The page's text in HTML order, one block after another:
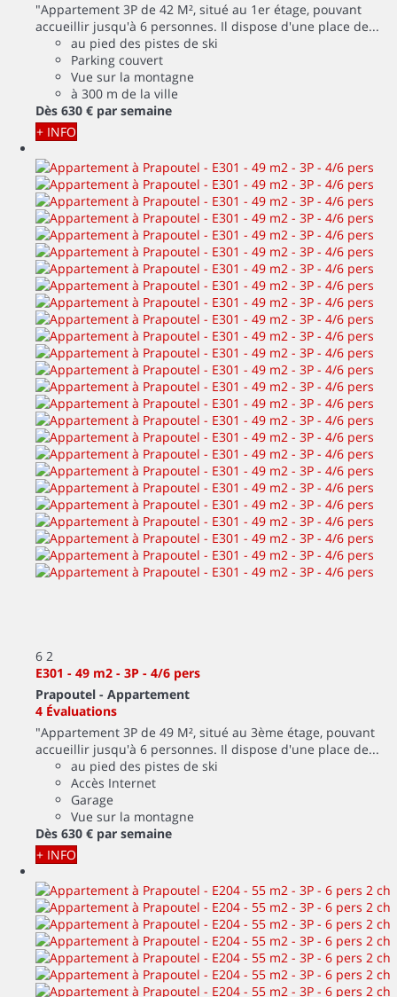
"Appartement 3P de 42 M², situé au 1er étage, pouvant
accueillir jusqu'à 6 personnes. Il dispose d'une place de...
au pied des pistes de ski
Parking couvert
Vue sur la montagne
à 300 m de la ville
Dès 630 € par semaine
+ INFO
6 2
E301 - 49 m2 - 3P - 4/6 pers
Prapoutel - Appartement
4 Évaluations
"Appartement 3P de 49 M², situé au 3ème étage, pouvant
accueillir jusqu'à 6 personnes. Il dispose d'une place de...
au pied des pistes de ski
Accès Internet
Garage
Vue sur la montagne
Dès 630 € par semaine
+ INFO